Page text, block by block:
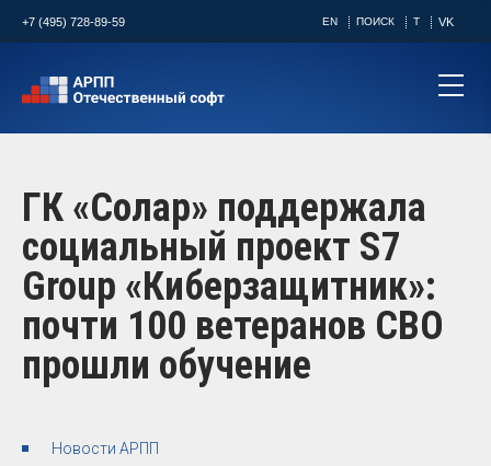
+7 (495) 728-89-59 EN ПОИСК T VK
ГК «Солар» поддержала
социальный проект S7
Group «Киберзащитник»:
почти 100 ветеранов СВО
прошли обучение
Новости АРПП